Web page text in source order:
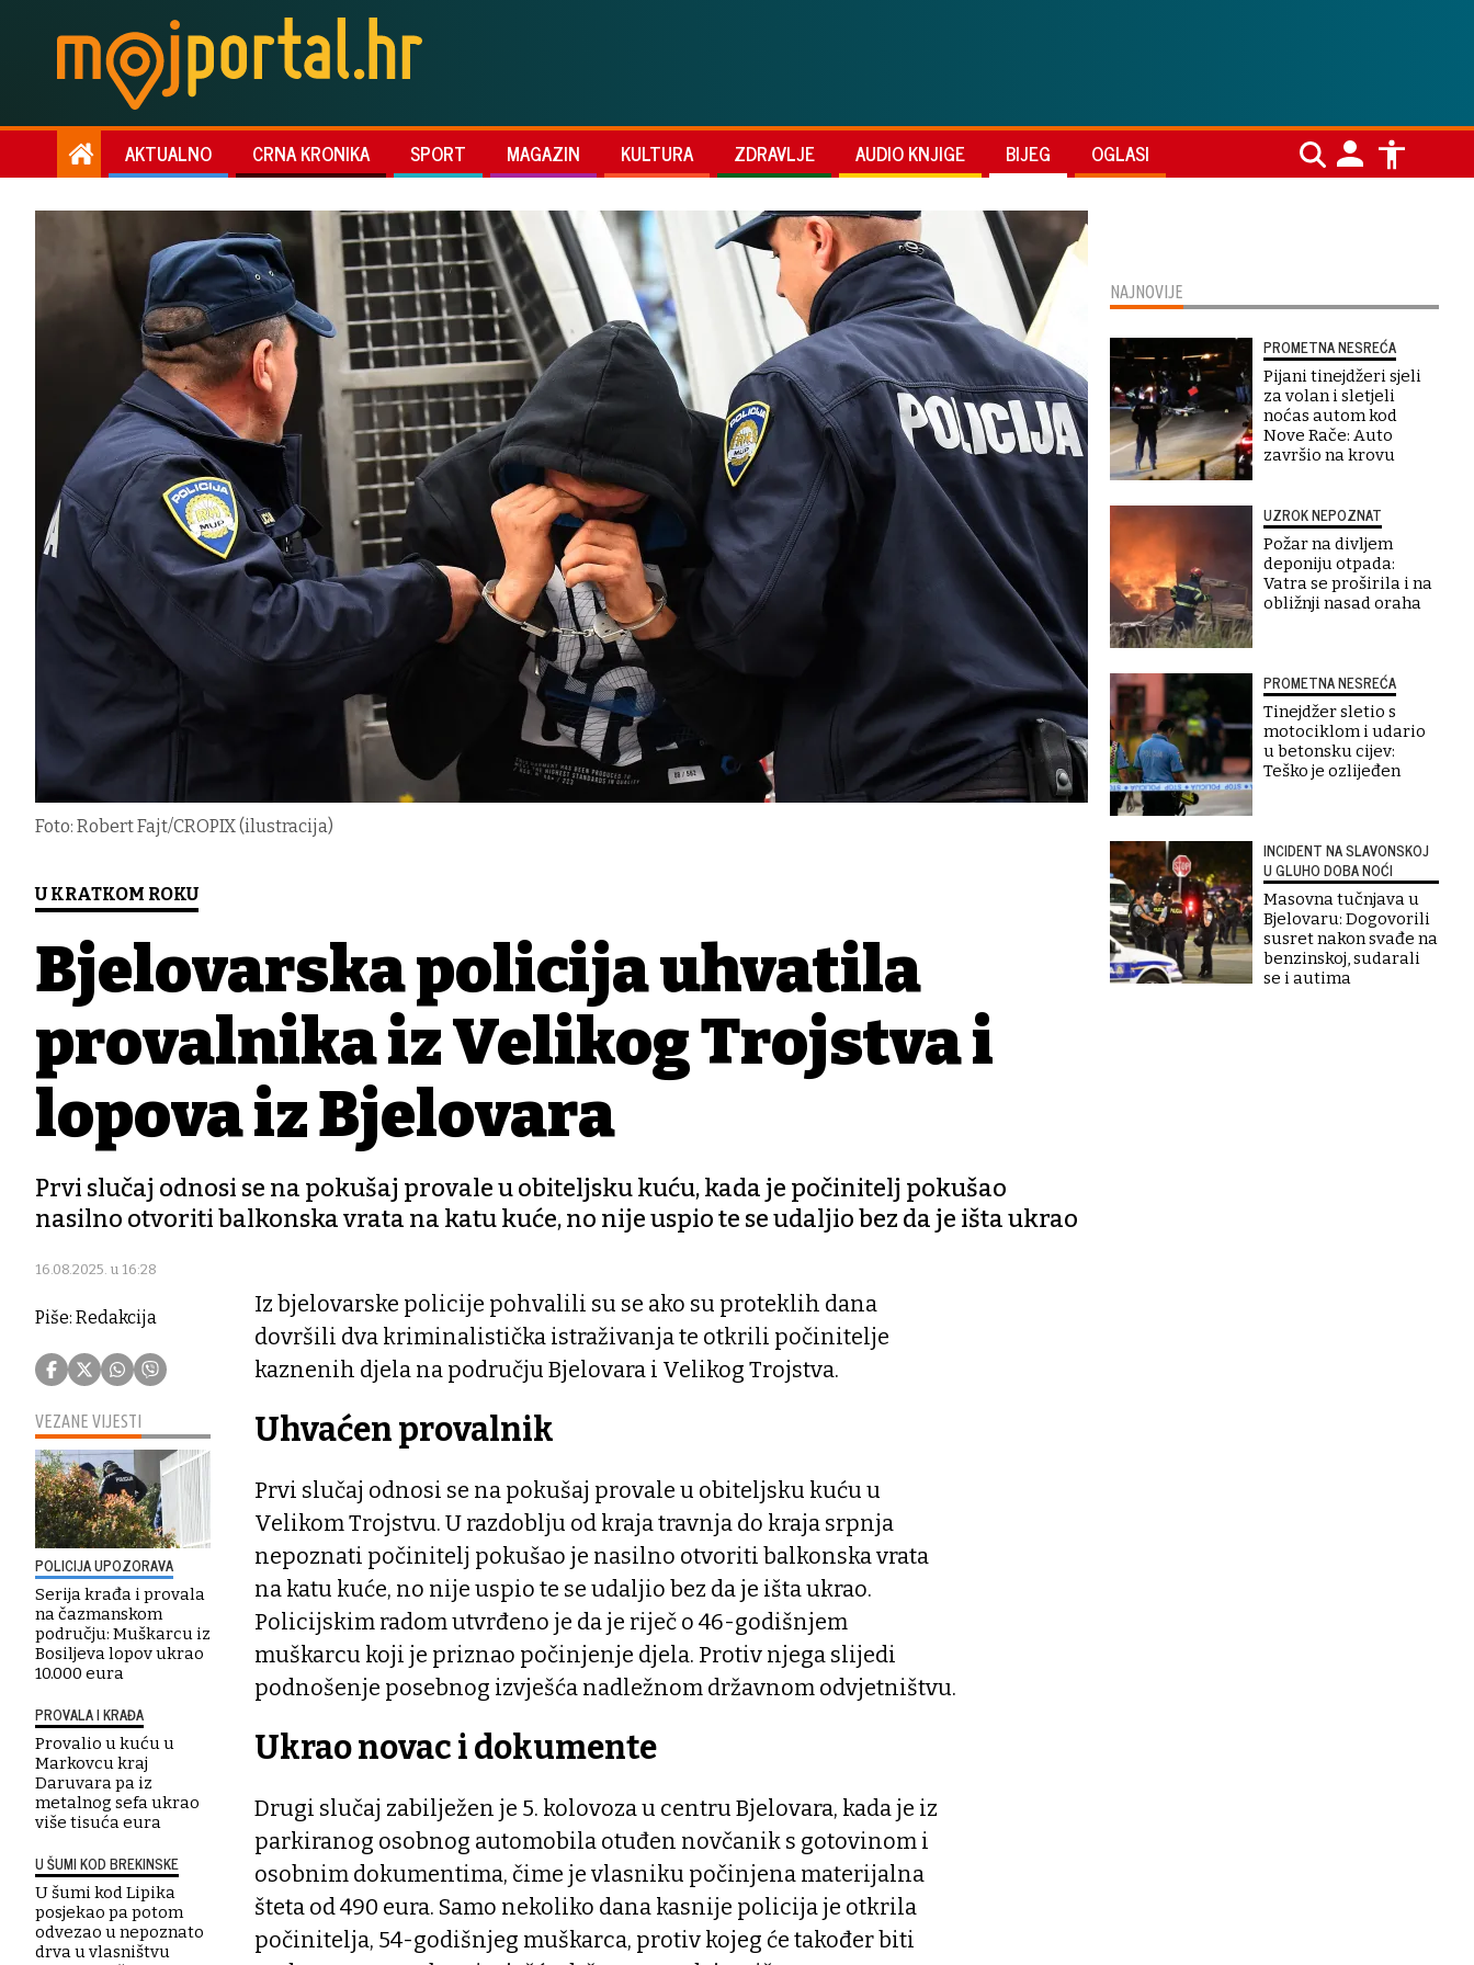
AKTUALNO CRNA KRONIKA SPORT MAGAZIN KULTURA ZDRAVLJE AUDIO KNJIGE BIJEG OGLASI
Foto: Robert Fajt/CROPIX (ilustracija)
U KRATKOM ROKU
Bjelovarska policija uhvatila
provalnika iz Velikog Trojstva i
lopova iz Bjelovara
Prvi slučaj odnosi se na pokušaj provale u obiteljsku kuću, kada je počinitelj pokušao
nasilno otvoriti balkonska vrata na katu kuće, no nije uspio te se udaljio bez da je išta ukrao
16.08.2025. u 16:28
Piše: Redakcija
VEZANE VIJESTI
POLICIJA UPOZORAVA
Serija krađa i provala
na čazmanskom
području: Muškarcu iz
Bosiljeva lopov ukrao
10.000 eura
PROVALA I KRAĐA
Provalio u kuću u
Markovcu kraj
Daruvara pa iz
metalnog sefa ukrao
više tisuća eura
U ŠUMI KOD BREKINSKE
U šumi kod Lipika
posjekao pa potom
odvezao u nepoznato
drva u vlasništvu
Iz bjelovarske policije pohvalili su se ako su proteklih dana
dovršili dva kriminalistička istraživanja te otkrili počinitelje
kaznenih djela na području Bjelovara i Velikog Trojstva.
Uhvaćen provalnik
Prvi slučaj odnosi se na pokušaj provale u obiteljsku kuću u
Velikom Trojstvu. U razdoblju od kraja travnja do kraja srpnja
nepoznati počinitelj pokušao je nasilno otvoriti balkonska vrata
na katu kuće, no nije uspio te se udaljio bez da je išta ukrao.
Policijskim radom utvrđeno je da je riječ o 46-godišnjem
muškarcu koji je priznao počinjenje djela. Protiv njega slijedi
podnošenje posebnog izvješća nadležnom državnom odvjetništvu.
Ukrao novac i dokumente
Drugi slučaj zabilježen je 5. kolovoza u centru Bjelovara, kada je iz
parkiranog osobnog automobila otuđen novčanik s gotovinom i
osobnim dokumentima, čime je vlasniku počinjena materijalna
šteta od 490 eura. Samo nekoliko dana kasnije policija je otkrila
počinitelja, 54-godišnjeg muškarca, protiv kojeg će također biti
NAJNOVIJE
PROMETNA NESREĆA
Pijani tinejdžeri sjeli
za volan i sletjeli
noćas autom kod
Nove Rače: Auto
završio na krovu
UZROK NEPOZNAT
Požar na divljem
deponiju otpada:
Vatra se proširila i na
obližnji nasad oraha
PROMETNA NESREĆA
Tinejdžer sletio s
motociklom i udario
u betonsku cijev:
Teško je ozlijeđen
INCIDENT NA SLAVONSKOJ
U GLUHO DOBA NOĆI
Masovna tučnjava u
Bjelovaru: Dogovorili
susret nakon svađe na
benzinskoj, sudarali
se i autima